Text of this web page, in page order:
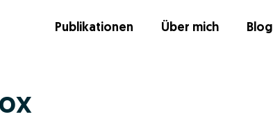
Publikationen Über mich Blog